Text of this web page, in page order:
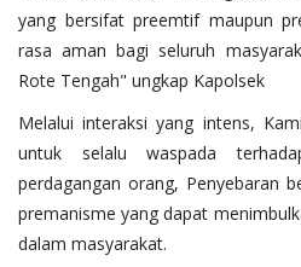
yang bersifat preemtif maupun
rasa aman bagi seluruh
Rote Tengah" ungkap Kapolsek
Melalui interaksi yang intens,
untuk selalu waspada
perdagangan orang, Penyebaran
premanisme yang dapat
dalam masyarakat.